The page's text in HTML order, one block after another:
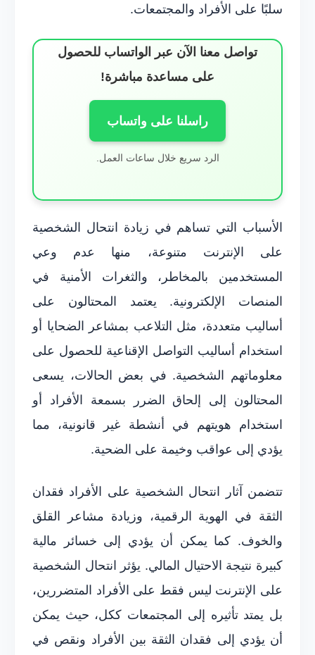
سلبًا على الأفراد والمجتمعات.
تواصل معنا الآن عبر الواتساب للحصول
على مساعدة مباشرة!
راسلنا على واتساب
الرد سريع خلال ساعات العمل.
الأسباب التي تساهم في زيادة انتحال الشخصية
على الإنترنت متنوعة، منها عدم وعي
المستخدمين بالمخاطر، والثغرات الأمنية في
المنصات الإلكترونية. يعتمد المحتالون على
أساليب متعددة، مثل التلاعب بمشاعر الضحايا أو
استخدام أساليب التواصل الإقناعية للحصول على
معلوماتهم الشخصية. في بعض الحالات، يسعى
المحتالون إلى إلحاق الضرر بسمعة الأفراد أو
استخدام هويتهم في أنشطة غير قانونية، مما
يؤدي إلى عواقب وخيمة على الضحية.
تتضمن آثار انتحال الشخصية على الأفراد فقدان
الثقة في الهوية الرقمية، وزيادة مشاعر القلق
والخوف. كما يمكن أن يؤدي إلى خسائر مالية
كبيرة نتيجة الاحتيال المالي. يؤثر انتحال الشخصية
على الإنترنت ليس فقط على الأفراد المتضررين،
بل يمتد تأثيره إلى المجتمعات ككل، حيث يمكن
أن يؤدي إلى فقدان الثقة بين الأفراد ونقص في